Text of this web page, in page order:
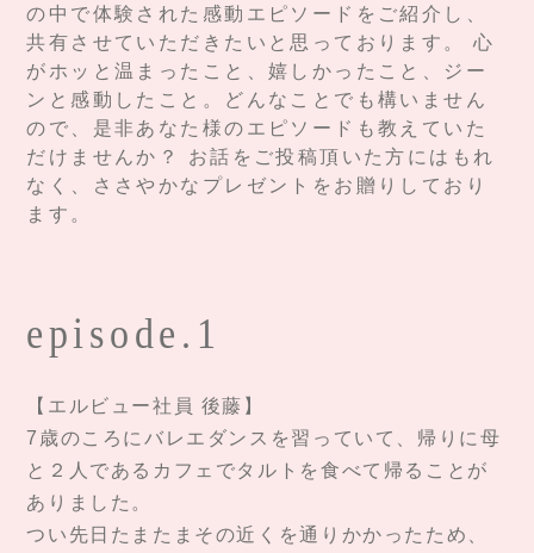
の中で体験された感動エピソードをご紹介し、
共有させていただきたいと思っております。 心
がホッと温まったこと、嬉しかったこと、ジー
ンと感動したこと。どんなことでも構いません
ので、是非あなた様のエピソードも教えていた
だけませんか？ お話をご投稿頂いた方にはもれ
なく、ささやかなプレゼントをお贈りしており
ます。
episode.1
【エルビュー社員 後藤】
7歳のころにバレエダンスを習っていて、帰りに母
と２人であるカフェでタルトを食べて帰ることが
ありました。
つい先日たまたまその近くを通りかかったため、